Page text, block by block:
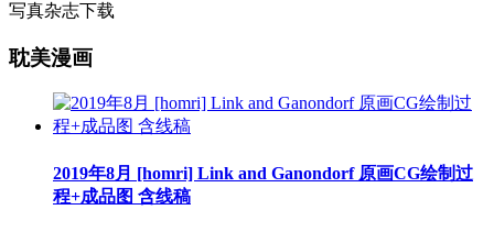
写真杂志下载
耽美漫画
2019年8月 [homri] Link and Ganondorf 原画CG绘制过
程+成品图 含线稿